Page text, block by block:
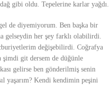
gibi oldu. Tepelerine karlar yağdı.
de diyemiyorum. Ben başka bir
gelseydin her şey farklı olabilirdi.
değişebilirdi. Coğrafya
git dersem de düğünle
gelirse ben gönderilmiş senin
yaşarım? Kendi kendimin peşini